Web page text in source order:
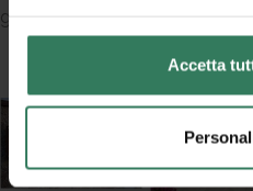
Accetta
giornata con un semplice getto